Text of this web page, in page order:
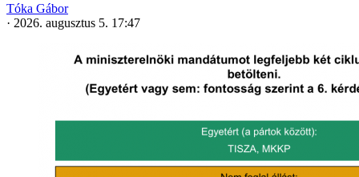
Tóka Gábor
· 2026. augusztus 5. 17:47